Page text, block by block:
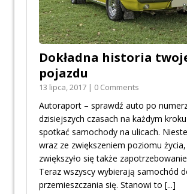
Dokładna historia
pojazdu
13 lipca, 2017 | 0 Comments
Autoraport – sprawdź auto po
dzisiejszych czasach na każdym
spotkać samochody na ulicach.
wraz ze zwiększeniem poziomu życia,
zwiększyło się także
Teraz wszyscy wybierają samochód
przemieszczania się. Stanowi to [...]